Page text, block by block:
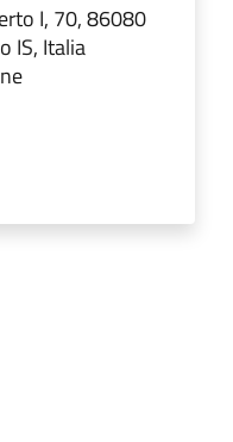
I, 70, 86080
IS, Italia